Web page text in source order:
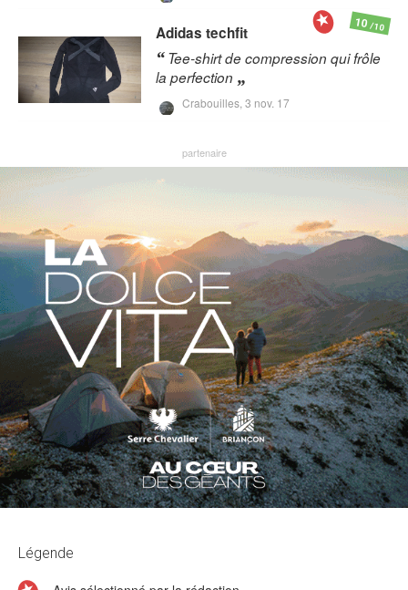
Adidas techfit
Tee-shirt de compression qui frôle
la perfection
Crabouilles, 3 nov. 17
10/10
Légende